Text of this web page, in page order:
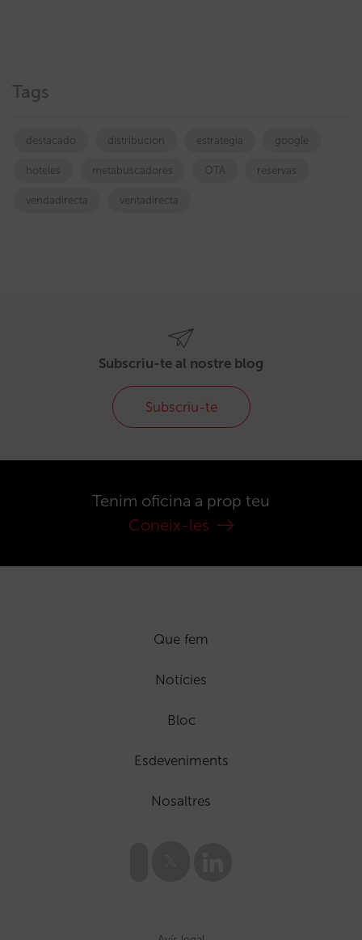
Tags
destacado distribucion estrategia google
hoteles metabuscadores OTA reservas
vendadirecta ventadirecta
Subscriu-te al nostre blog
Subscriu-te
Tenim oficina a prop teu
Coneix-les
Que fem
Notícies
Bloc
Esdeveniments
Nosaltres